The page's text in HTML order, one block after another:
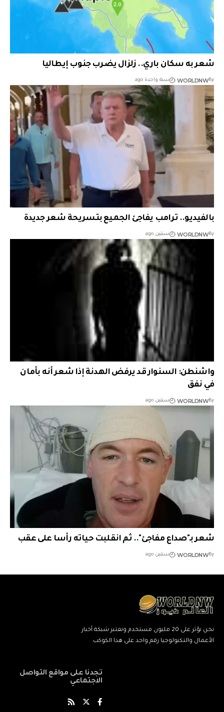
شعر به سكان باري.. زلزال يضرب جنوب إيطاليا
By
WORLDNW سنة واحدة ago
بالفيديو.. ترامب يفاجئ الجميع بتسريحة شعر جديدة
By
WORLDNW سنتين ago
واشنطن: السنوار قد يرفض الهدنة إذا شعر أنه بأمان
في نفق
By
WORLDNW سنتين ago
شعر بـ"صداع مفاجئ".. ثم انقلبت حياته رأسا على عقب
By
WORLDNW سنتين ago
نحن نؤثر على 20 مليون مستخدم ونعتبر شبكة أخبار
الأعمال والتكنولوجيا رقم واحد على هذا الكوكب.
تجدنا على مواقع التواصل
الاجتماعي